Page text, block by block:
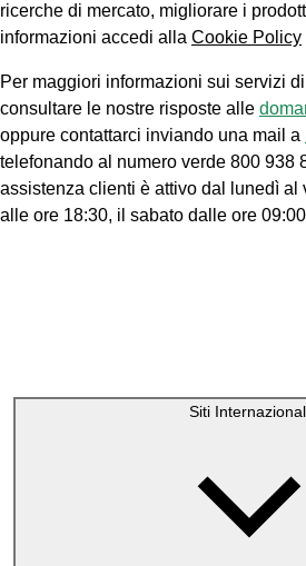
ricerche di mercato, migliorare i
informazioni accedi alla Cookie Policy
Per maggiori informazioni sui servizi
consultare le nostre risposte alle
oppure contattarci inviando una mail a
telefonando al numero verde 800 938
assistenza clienti è attivo dal lunedì al
alle ore 18:30, il sabato dalle ore
Siti